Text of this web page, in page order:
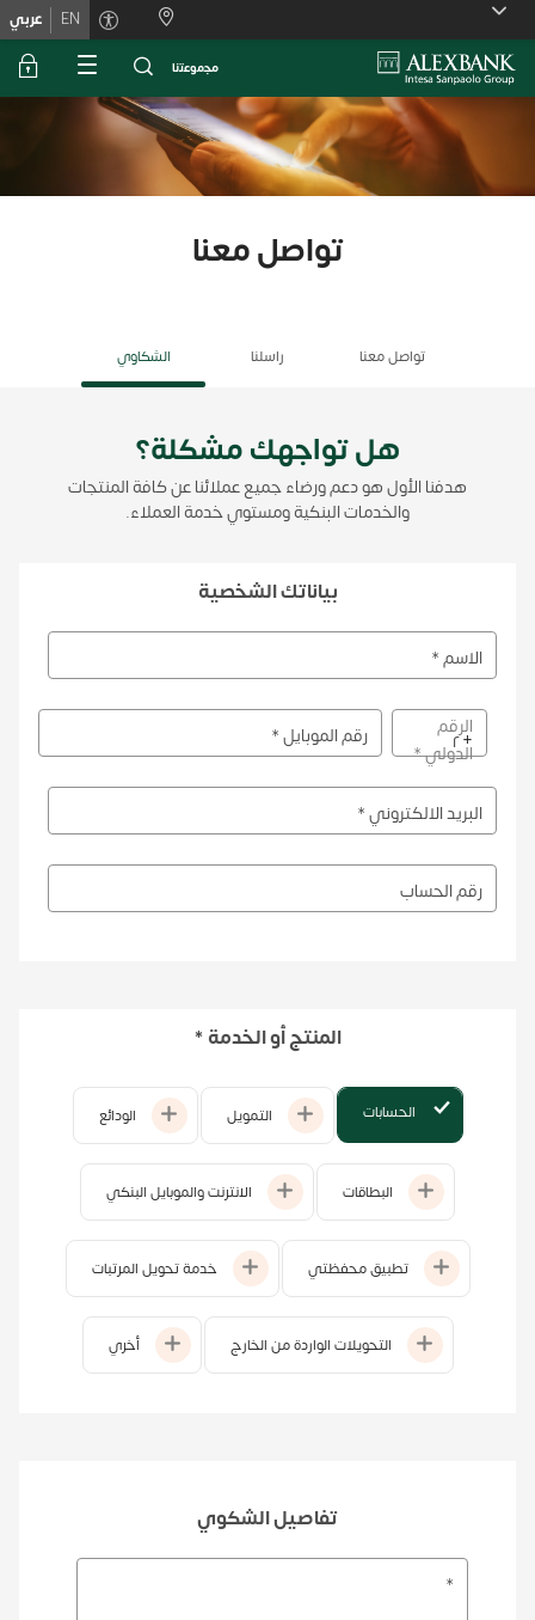
Skiplinks
EN عربي
ﻣﺟﻣوﻋﺗﻧﺎ
تواصل معنا
تواصل معنا راسلنا الشكاوي
هل تواجهك مشكلة؟
هدفنا الأول هو دعم ورضاء جميع عملائنا عن كافة المنتجات
والخدمات البنكية ومستوي خدمة العملاء.
بياناتك الشخصية
الاسم *
الرقم
الدولي *
+ رقم الموبايل *
البريد الالكتروني *
رقم الحساب
المنتج أو الخدمة *
الحسابات التمويل الودائع
البطاقات الانترنت والموبايل البنكي
تطبيق محفظتي خدمة تحويل المرتبات
التحويلات الواردة من الخارج أخري
تفاصيل الشكوي
*